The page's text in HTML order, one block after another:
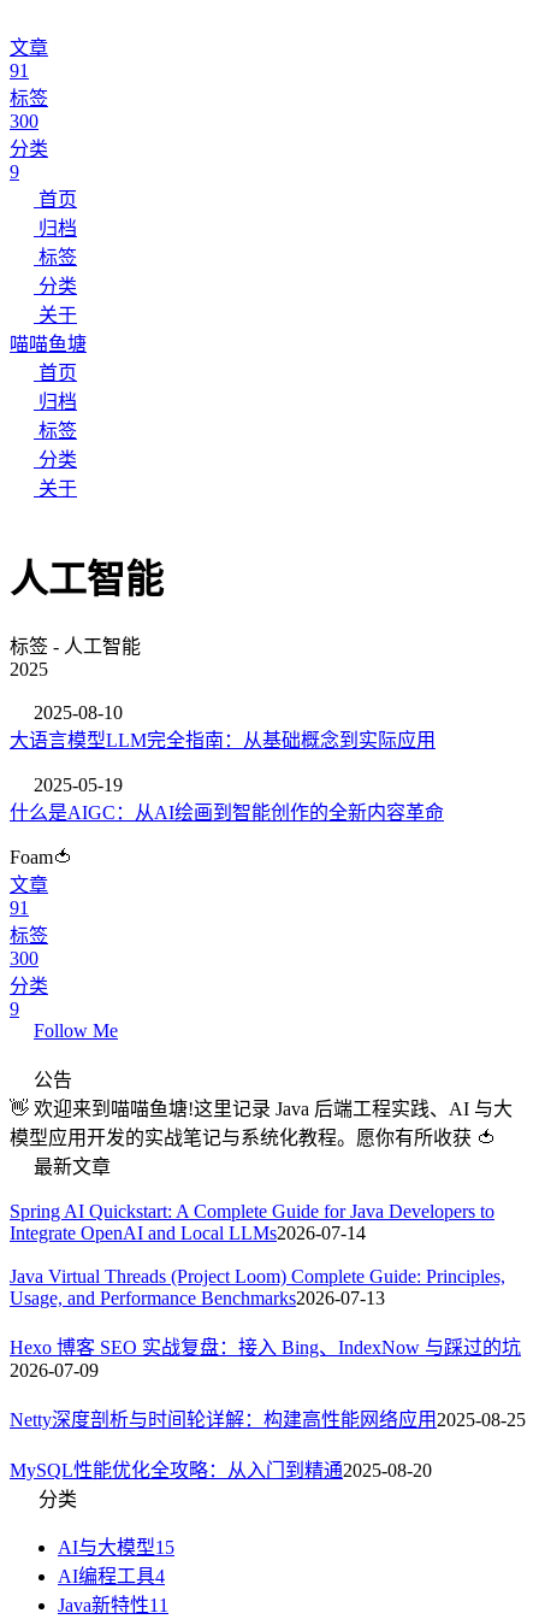
文章
91
标签
300
分类
9
首页
归档
标签
分类
关于
喵喵鱼塘
首页
归档
标签
分类
关于
人工智能
标签 - 人工智能
2025
2025-08-10
大语言模型LLM完全指南：从基础概念到实际应用
2025-05-19
什么是AIGC：从AI绘画到智能创作的全新内容革命
Foam🍅
文章
91
标签
300
分类
9
Follow Me
公告
👋 欢迎来到喵喵鱼塘!这里记录 Java 后端工程实践、AI 与大
模型应用开发的实战笔记与系统化教程。愿你有所收获 🍅
最新文章
Spring AI Quickstart: A Complete Guide for Java Developers to
Integrate OpenAI and Local LLMs2026-07-14
Java Virtual Threads (Project Loom) Complete Guide: Principles,
Usage, and Performance Benchmarks2026-07-13
Hexo 博客 SEO 实战复盘：接入 Bing、IndexNow 与踩过的坑
2026-07-09
Netty深度剖析与时间轮详解：构建高性能网络应用 2025-08-25
MySQL性能优化全攻略：从入门到精通2025-08-20
分类
AI与大模型15
AI编程工具4
Java新特性11